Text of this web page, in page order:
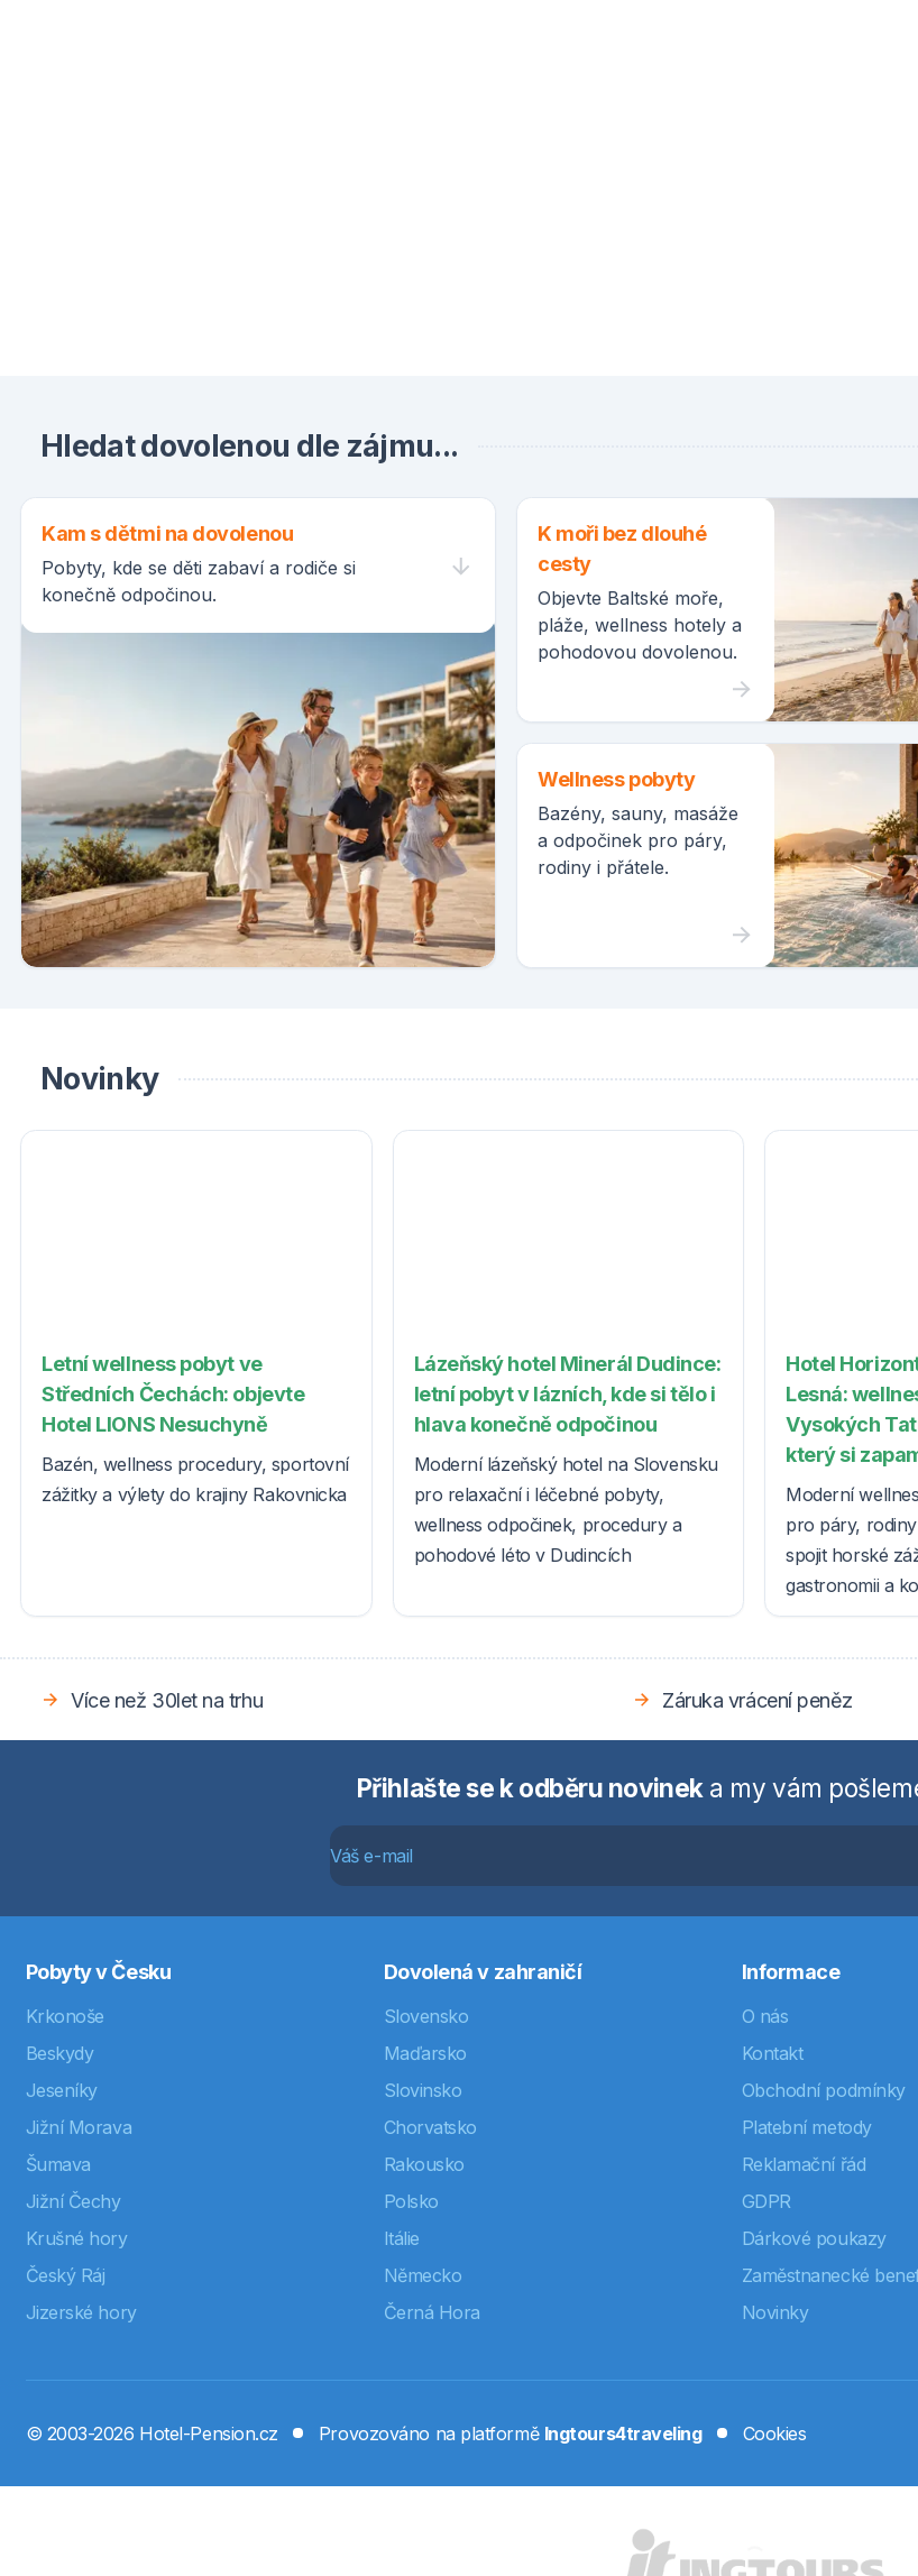
Hledat dovolenou dle zájmu...
Kam s dětmi na dovolenou
Pobyty, kde se děti zabaví a rodiče si
konečně odpočinou.
K moři bez dlouhé
cesty
Objevte Baltské moře,
pláže, wellness hotely a
pohodovou dovolenou.
Wellness pobyty
Bazény, sauny, masáže
a odpočinek pro páry,
rodiny i přátele.
Novinky
Letní wellness pobyt ve
Středních Čechách: objevte
Hotel LIONS Nesuchyně
Bazén, wellness procedury, sportovní
zážitky a výlety do krajiny Rakovnicka
Lázeňský hotel Minerál Dudince:
letní pobyt v lázních, kde si tělo i
hlava konečně odpočinou
Moderní lázeňský hotel na Slovensku
pro relaxační i léčebné pobyty,
wellness odpočinek, procedury a
pohodové léto v Dudincích
Hotel
Lesná:
Vysokých
který si
Moderní
pro páry,
spojit horské
gastronomii a
Více než 30let na trhu Záruka vrácení peněz
Přihlašte se k odběru novinek a my vám
Pobyty v Česku
Krkonoše
Beskydy
Jeseníky
Jižní Morava
Šumava
Jižní Čechy
Krušné hory
Český Ráj
Jizerské hory
Dovolená v zahraničí
Slovensko
Maďarsko
Slovinsko
Chorvatsko
Rakousko
Polsko
Itálie
Německo
Černá Hora
Informace
O nás
Kontakt
Obchodní podmínky
Platební metody
Reklamační řád
GDPR
Dárkové poukazy
Zaměstnanecké
Novinky
© 2003-2026 Hotel-Pension.cz Provozováno na platformě Ingtours4traveling Cookies